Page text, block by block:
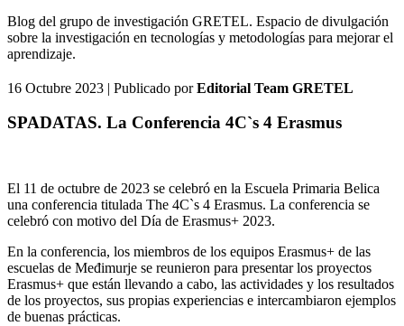
Blog del grupo de investigación GRETEL. Espacio de divulgación
sobre la investigación en tecnologías y metodologías para mejorar el
aprendizaje.
16 Octubre 2023 | Publicado porEditorial Team GRETEL
SPADATAS. La Conferencia 4C`s 4 Erasmus
El 11 de octubre de 2023 se celebró en la Escuela Primaria Belica
una conferencia titulada The 4C`s 4 Erasmus. La conferencia se
celebró con motivo del Día de Erasmus+ 2023.
En la conferencia, los miembros de los equipos Erasmus+ de las
escuelas de Međimurje se reunieron para presentar los proyectos
Erasmus+ que están llevando a cabo, las actividades y los resultados
de los proyectos, sus propias experiencias e intercambiaron ejemplos
de buenas prácticas.